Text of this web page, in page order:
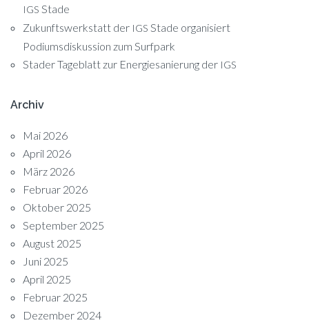
IGS Stade
Zukunftswerkstatt der IGS Stade organisiert
Podiumsdiskussion zum Surfpark
Stader Tageblatt zur Energiesanierung der IGS
Archiv
Mai 2026
April 2026
März 2026
Februar 2026
Oktober 2025
September 2025
August 2025
Juni 2025
April 2025
Februar 2025
Dezember 2024